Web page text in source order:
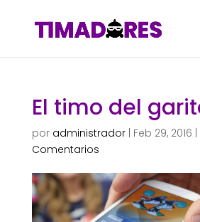
El timo del
por administrador| Feb 29, 2016
Comentarios